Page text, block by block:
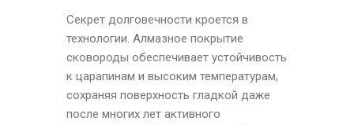
Секрет долговечности кроется в
технологии. Алмазное покрытие
сковороды обеспечивает устойчивость
к царапинам и высоким температурам,
сохраняя поверхность гладкой даже
после многих лет активного